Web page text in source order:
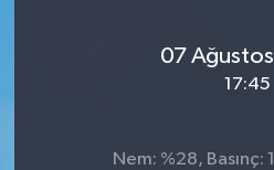
07
17:45
Nem: %28, Basınç: